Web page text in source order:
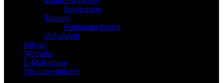
Supervision
Training
Seminarmethoden
Verhandeln
Bücher
Webtalks
E-Mail-Kurse
Uns unterstützen!